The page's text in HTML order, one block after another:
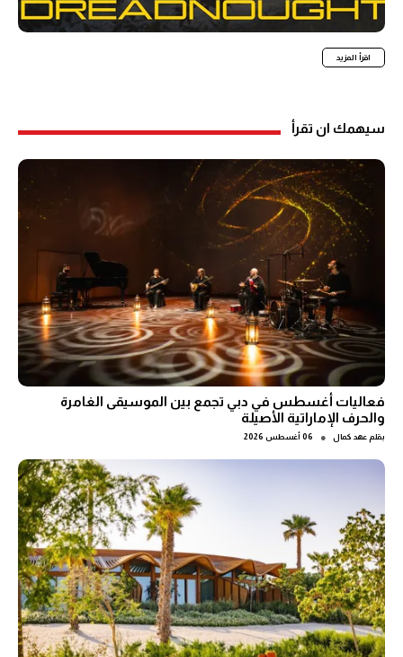
اقرأ المزيد
سيهمك ان تقرأ
فعاليات أغسطس في دبي تجمع بين الموسيقى الغامرة
والحرف الإماراتية الأصيلة
بقلم عهد كمال ● 06 أغسطس 2026